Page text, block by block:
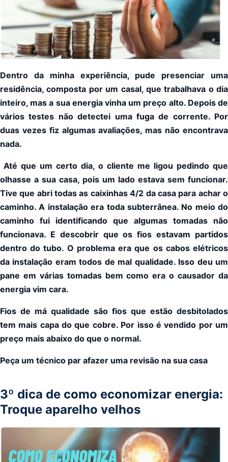
Dentro da minha experiência, pude presenciar uma
residência, composta por um casal, que trabalhava o dia
inteiro, mas a sua energia vinha um preço alto. Depois de
vários testes não detectei uma fuga de corrente. Por
duas vezes fiz algumas avaliações, mas não encontrava
nada.
Até que um certo dia, o cliente me ligou pedindo que
olhasse a sua casa, pois um lado estava sem funcionar.
Tive que abri todas as caixinhas 4/2 da casa para achar o
caminho. A instalação era toda subterrânea. No meio do
caminho fui identificando que algumas tomadas não
funcionava. E descobrir que os fios estavam partidos
dentro do tubo. O problema era que os cabos elétricos
da instalação eram todos de mal qualidade. Isso deu um
pane em várias tomadas bem como era o causador da
energia vim cara.
Fios de má qualidade são fios que estão desbitolados
tem mais capa do que cobre. Por isso é vendido por um
preço mais abaixo do que o normal.
Peça um técnico par afazer uma revisão na sua casa
3º dica de como economizar energia:
Troque aparelho velhos